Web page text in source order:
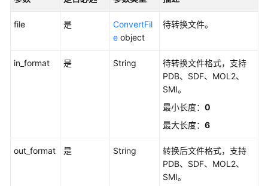
助
file 是
ConvertFil
e object
待转换文件。
in_format 是 String
待转换文件格式，支持
PDB、SDF、MOL2、
SMI。
最小长度： 0
最大长度： 6
out_format 是 String
转换后文件格式，支持
PDB、SDF、MOL2、
SMI。